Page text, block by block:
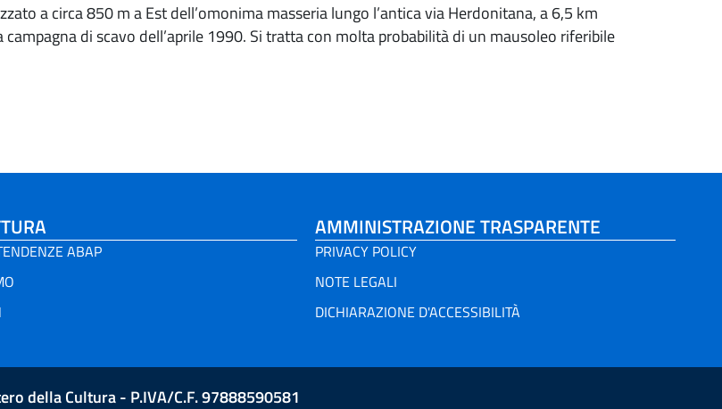
a circa 850 m a Est dell’omonima masseria lungo l’antica via Herdonitana, a 6,5 km
di scavo dell’aprile 1990. Si tratta con molta probabilità di un mausoleo riferibile
ABAP
AMMINISTRAZIONE TRASPARENTE
PRIVACY POLICY
NOTE LEGALI
DICHIARAZIONE D'ACCESSIBILITÀ
della Cultura - P.IVA/C.F. 97888590581